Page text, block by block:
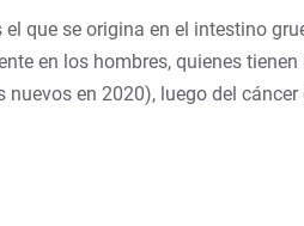
que se origina en el intestino
en los hombres, quienes
en 2020), luego del